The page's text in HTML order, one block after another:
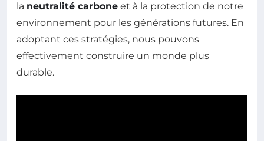
la neutralité carbone et à la protection de notre
environnement pour les générations futures. En
adoptant ces stratégies, nous pouvons
effectivement construire un monde plus
durable.